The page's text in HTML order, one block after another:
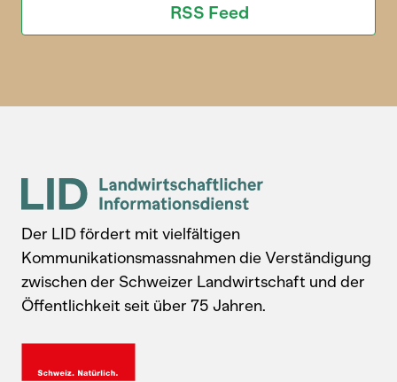
RSS Feed
Der LID fördert mit vielfältigen
Kommunikationsmassnahmen die Verständigung
zwischen der Schweizer Landwirtschaft und der
Öffentlichkeit seit über 75 Jahren.